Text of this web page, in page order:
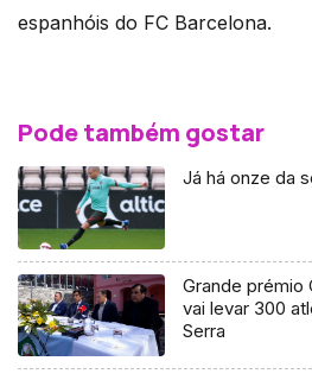
espanhóis do FC Barcelona.
Pode também gostar
Já há onze da
Grande prémio
vai levar 300
Serra